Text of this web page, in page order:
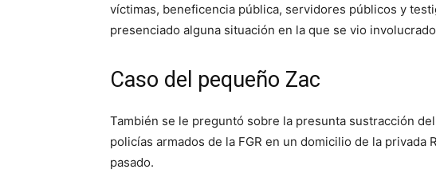
víctimas, beneficencia pública, servidores públicos y
presenciado alguna situación en la que se vio
Caso del pequeño Zac
También se le preguntó sobre la presunta sustracción
policías armados de la FGR en un domicilio de la
pasado.